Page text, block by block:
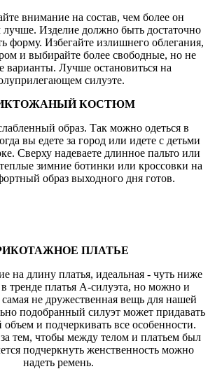
внимание на состав, чем более он
Изделие должно быть достаточно
форму. Избегайте излишнего облегания,
и выбирайте более свободные, но не
варианты. Лучше остановиться на
силуэте.
КОСТЮМ
образ. Так можно одеться в
вы едете за город или идете с детьми
Сверху надеваете длинное пальто или
зимние ботинки или кроссовки на
образ выходного дня готов.
ПЛАТЬЕ
на длину платья, идеальная - чуть ниже
тренде платья А-силуэта, но можно и
не дружественная вещь для нашей
подобранный силуэт может придавать
и подчеркивать все особенности.
тем, чтобы между телом и платьем был
подчеркнуть женственность можно
надеть ремень.